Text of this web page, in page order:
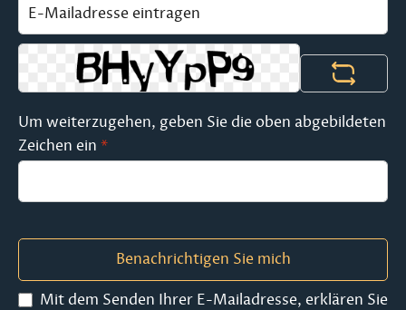
Um weiterzugehen, geben Sie die oben abgebildeten
Zeichen ein *
Benachrichtigen Sie mich
Mit dem Senden Ihrer E-Mailadresse, erklären Sie